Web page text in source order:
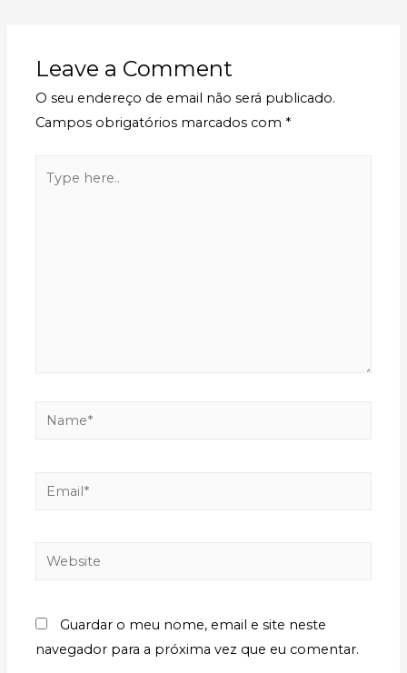
Leave a Comment
O seu endereço de email não será publicado.
Campos obrigatórios marcados com *
Guardar o meu nome, email e site neste
navegador para a próxima vez que eu comentar.